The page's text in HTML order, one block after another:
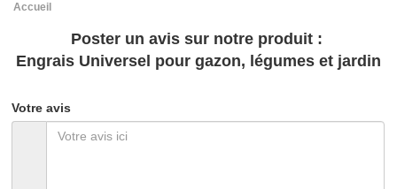
Accueil
Poster un avis sur notre produit :
Engrais Universel pour gazon, légumes et jardin
Votre avis